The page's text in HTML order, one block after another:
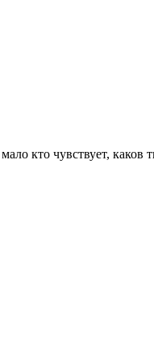
кто чувствует, каков